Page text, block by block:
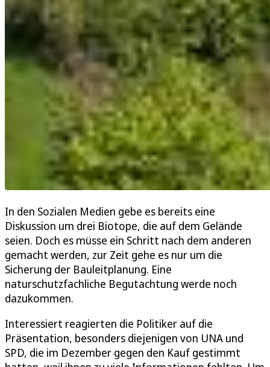
In den Sozialen Medien gebe es bereits eine
Diskussion um drei Biotope, die auf dem Gelände
seien. Doch es müsse ein Schritt nach dem anderen
gemacht werden, zur Zeit gehe es nur um die
Sicherung der Bauleitplanung. Eine
naturschutzfachliche Begutachtung werde noch
dazukommen.
Interessiert reagierten die Politiker auf die
Präsentation, besonders diejenigen von UNA und
SPD, die im Dezember gegen den Kauf gestimmt